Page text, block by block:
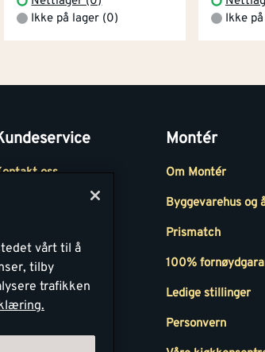
Ikke på lager (0)
Ikke
oss
Bedrift
Montér
Om Montér
Byggevarehus og
Prismatch
100%
Ledige stillinger
Personvern
vårt til å
tilby
trafikken